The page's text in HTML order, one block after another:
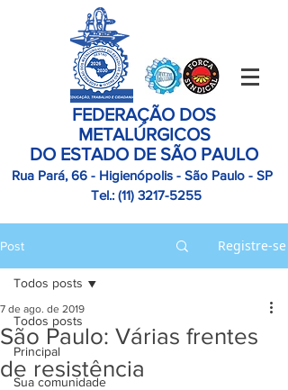
FEDERAÇÃO DOS
METALÚRGICOS
DO ESTADO DE SÃO PAULO
Rua Pará, 66 - Higienópolis - São Paulo - SP
Tel.: (11) 3217-5255
Post Registre-se
Todos posts
Principal
Sua comunidade
Todos posts
São Paulo: Várias frentes
de resistência
7 de ago. de 2019